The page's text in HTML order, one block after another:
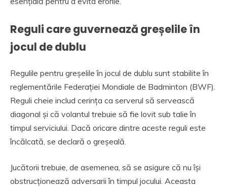
Reguli care guvernează greșelile în
jocul de dublu
Regulile pentru greșelile în jocul de dublu sunt stabilite în
reglementările Federației Mondiale de Badminton (BWF).
Reguli cheie includ cerința ca serverul să servească
diagonal și că volantul trebuie să fie lovit sub talie în
timpul serviciului. Dacă oricare dintre aceste reguli este
încălcată, se declară o greșeală.
Jucătorii trebuie, de asemenea, să se asigure că nu își
obstrucționează adversarii în timpul jocului. Aceasta